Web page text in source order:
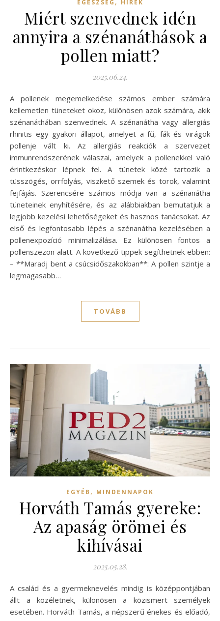
EGÉSZSÉG HÍREK
Miért szenvednek idén
annyira a szénanáthások a
pollen miatt?
2025.06.24.
A pollenek megemelkedése számos ember számára
kellemetlen tüneteket okoz, különösen azok számára, akik
szénanáthában szenvednek. A szénanátha vagy allergiás
rhinitis egy gyakori állapot, amelyet a fű, fák és virágok
pollenje vált ki. Az allergiás reakciók a szervezet
immunrendszerének válaszai, amelyek a pollenekkel való
érintkezéskor lépnek fel. A tünetek közé tartozik a
tüsszögés, orrfolyás, viszkető szemek és torok, valamint
fejfájás. Szerencsére számos módja van a szénanátha
tüneteinek enyhítésére, és az alábbiakban bemutatjuk a
legjobb kezelési lehetőségeket és hasznos tanácsokat. Az
első és legfontosabb lépés a szénanátha kezelésében a
pollenexpozíció minimalizálása. Ez különösen fontos a
pollenszezon alatt. A következő tippek segíthetnek ebben:
– **Maradj bent a csúcsidőszakokban**: A pollen szintje a
legmagasabb…
TOVÁBB
EGYÉB , MINDENNAPOK
Horváth Tamás gyereke:
Az apaság örömei és
kihívásai
2025.05.28.
A család és a gyermeknevelés mindig is középpontjában
állt a közéletnek, különösen a közismert személyek
esetében. Horváth Tamás, a népszerű énekes és előadó,